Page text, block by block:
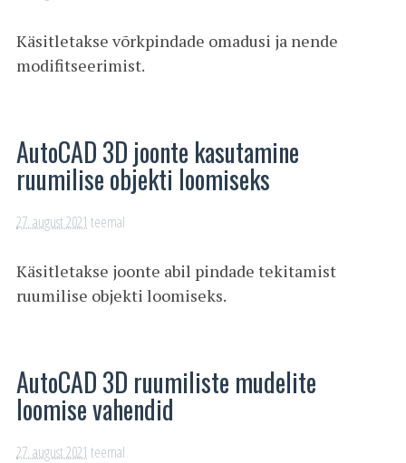
Käsitletakse võrkpindade omadusi ja nende
modifitseerimist.
AutoCAD 3D joonte kasutamine
ruumilise objekti loomiseks
27. august 2021 teemal
Käsitletakse joonte abil pindade tekitamist
ruumilise objekti loomiseks.
AutoCAD 3D ruumiliste mudelite
loomise vahendid
27. august 2021 teemal